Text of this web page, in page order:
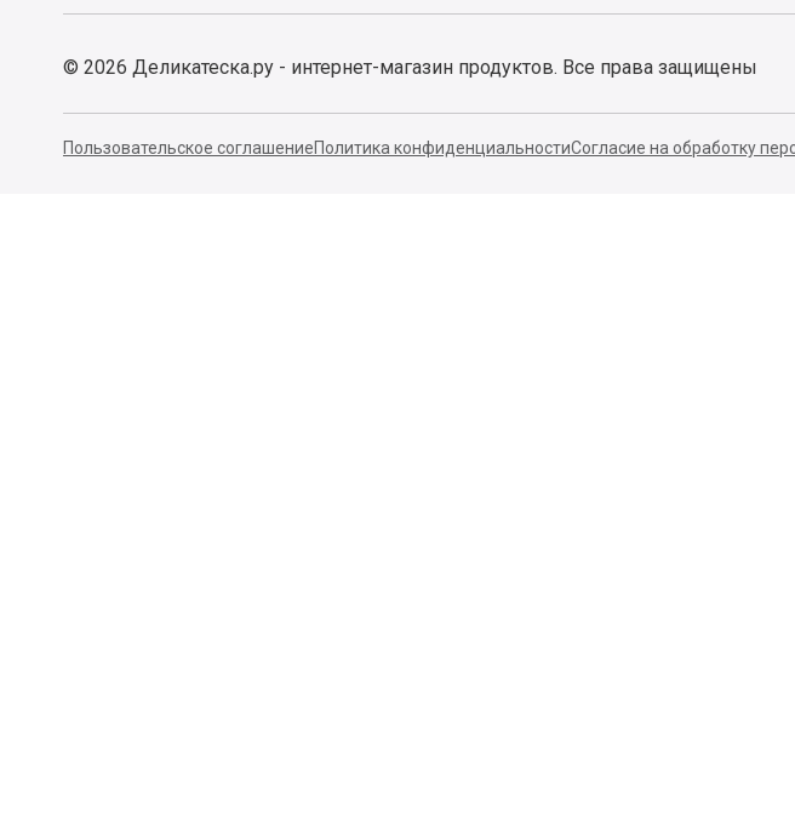
© 2026 Деликатеска.ру - интернет-магазин продуктов. Все права защищены
Пользовательское соглашениеПолитика конфиденциальностиСогласие на обработку